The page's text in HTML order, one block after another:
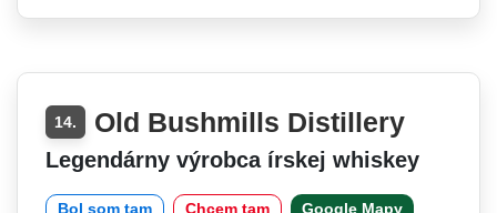
14. Old Bushmills Distillery
Legendárny výrobca írskej whiskey
Bol som tam Chcem tam Google Mapy